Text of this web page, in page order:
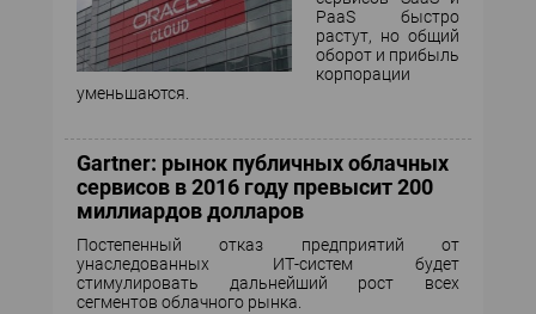
PaaS быстро
растут, но общий
оборот и прибыль
корпорации
уменьшаются.
Gartner: рынок публичных облачных
сервисов в 2016 году превысит 200
миллиардов долларов
Постепенный отказ предприятий от
унаследованных ИТ-систем будет
стимулировать дальнейший рост всех
сегментов облачного рынка.